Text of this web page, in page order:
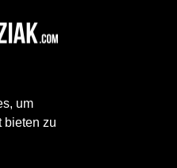
um
bieten zu